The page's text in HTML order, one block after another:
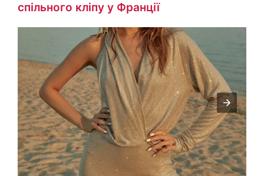
спільного кліпу у Франції